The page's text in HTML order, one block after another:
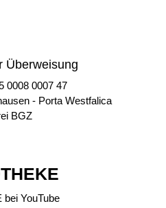
Überweisung
0008 0007 47
- Porta Westfalica
BGZ